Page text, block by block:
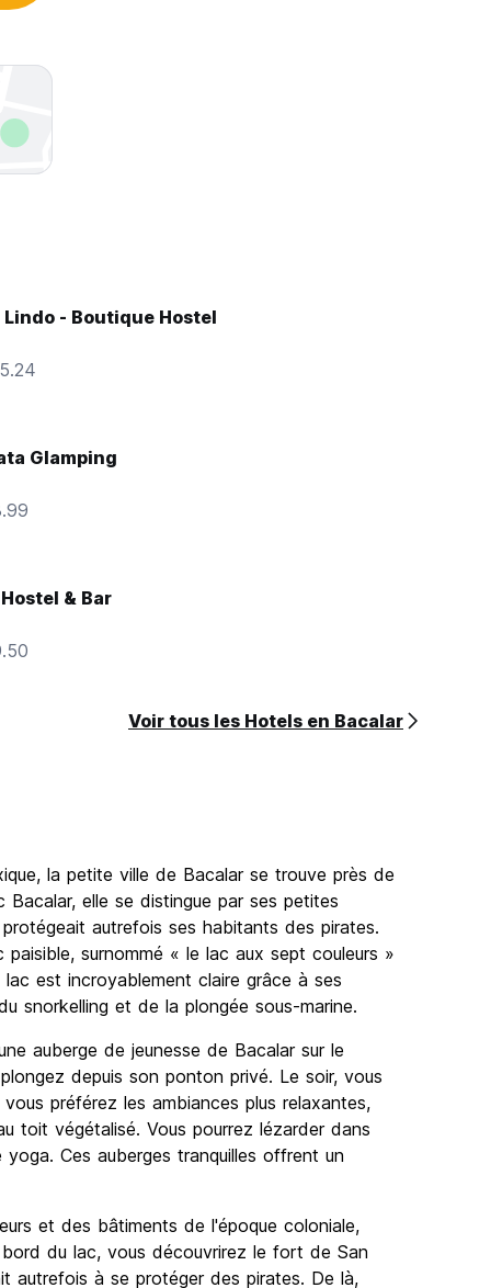
Lindo - Boutique Hostel
Glamping
& Bar
Voir tous les Hotels en Bacalar
la petite ville de Bacalar se trouve près de
elle se distingue par ses petites
autrefois ses habitants des pirates.
surnommé « le lac aux sept couleurs »
lac est incroyablement claire grâce à ses
snorkelling et de la plongée sous-marine.
auberge de jeunesse de Bacalar sur le
depuis son ponton privé. Le soir, vous
préférez les ambiances plus relaxantes,
toit végétalisé. Vous pourrez lézarder dans
Ces auberges tranquilles offrent un
et des bâtiments de l'époque coloniale,
du lac, vous découvrirez le fort de San
autrefois à se protéger des pirates. De là,